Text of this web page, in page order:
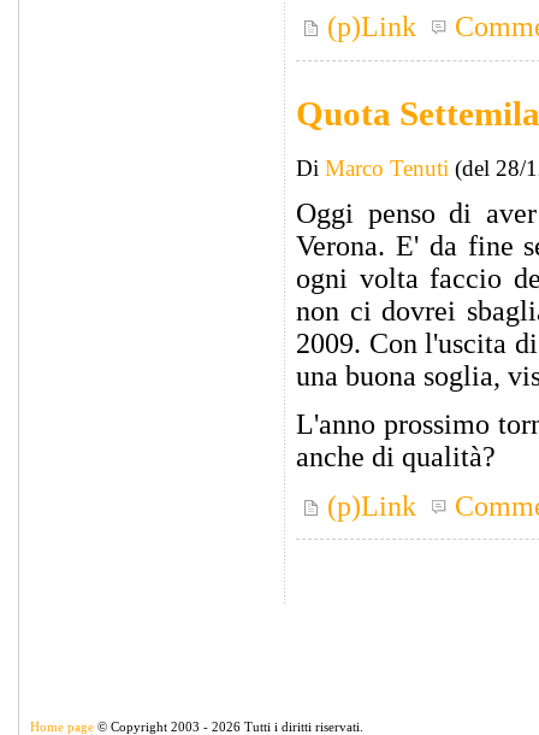
(p)Link
Quota Settemila
Di Marco Tenuti (del 28/
Oggi penso di
Verona. E' da fine
ogni volta faccio
non ci dovrei
2009. Con l'uscita
una buona soglia,
L'anno prossimo
anche di qualità?
(p)Link
Home page © Copyright 2003 - 2026 Tutti i diritti riservati.